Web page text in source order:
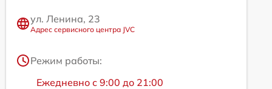
ул. Ленина, 23
Адрес сервисного центра JVC
Режим работы:
Ежедневно с 9:00 до 21:00